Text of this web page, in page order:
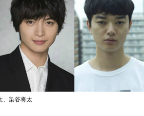
、染谷将太